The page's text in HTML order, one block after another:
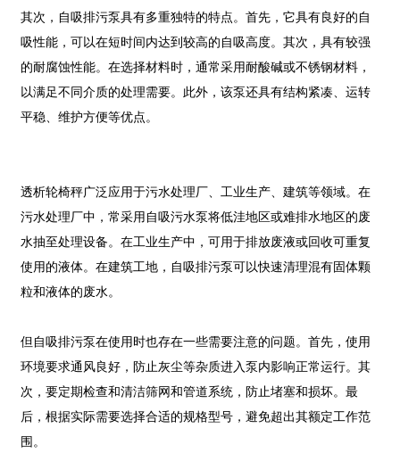
其次，自吸排污泵具有多重独特的特点。首先，它具有良好的自
吸性能，可以在短时间内达到较高的自吸高度。其次，具有较强
的耐腐蚀性能。在选择材料时，通常采用耐酸碱或不锈钢材料，
以满足不同介质的处理需要。此外，该泵还具有结构紧凑、运转
平稳、维护方便等优点。
透析轮椅秤广泛应用于污水处理厂、工业生产、建筑等领域。在
污水处理厂中，常采用自吸污水泵将低洼地区或难排水地区的废
水抽至处理设备。在工业生产中，可用于排放废液或回收可重复
使用的液体。在建筑工地，自吸排污泵可以快速清理混有固体颗
粒和液体的废水。
但自吸排污泵在使用时也存在一些需要注意的问题。首先，使用
环境要求通风良好，防止灰尘等杂质进入泵内影响正常运行。其
次，要定期检查和清洁筛网和管道系统，防止堵塞和损坏。最
后，根据实际需要选择合适的规格型号，避免超出其额定工作范
围。